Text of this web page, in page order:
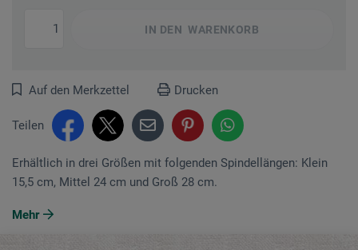
IN DEN WARENKORB
Auf den Merkzettel Drucken
Teilen
Erhältlich in drei Größen mit folgenden Spindellängen: Klein
15,5 cm, Mittel 24 cm und Groß 28 cm.
Mehr